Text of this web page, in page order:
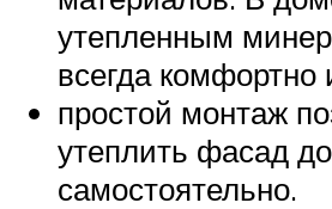
утепленным
всегда комфортно
простой монтаж
утеплить фасад
самостоятельно.